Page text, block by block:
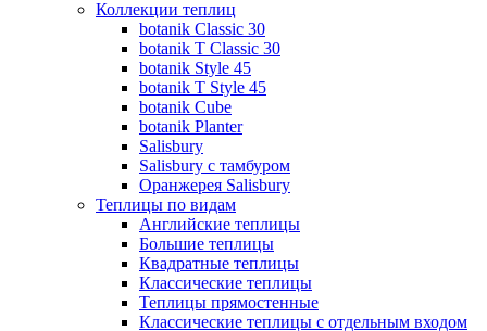
Коллекции теплиц
botanik Classic 30
botanik T Classic 30
botanik Style 45
botanik Т Style 45
botanik Cube
botanik Planter
Salisbury
Salisbury с тамбуром
Оранжерея Salisbury
Теплицы по видам
Английские теплицы
Большие теплицы
Квадратные теплицы
Классические теплицы
Теплицы прямостенные
Классические теплицы с отдельным входом